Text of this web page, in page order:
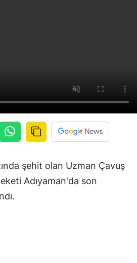
şehit olan Uzman Çavuş
Adıyaman'da son